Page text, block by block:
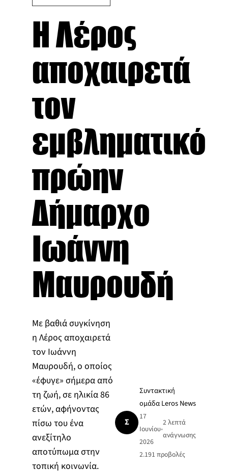
Η Λέρος
αποχαιρετά
τον
εμβληματικό
πρώην
Δήμαρχο
Ιωάννη
Μαυρουδή
Με βαθιά συγκίνηση
η Λέρος αποχαιρετά
τον Ιωάννη
Μαυρουδή, ο οποίος
«έφυγε» σήμερα από
τη ζωή, σε ηλικία 86
ετών, αφήνοντας
πίσω του ένα
ανεξίτηλο
αποτύπωμα στην
τοπική κοινωνία.
Σ
Συντακτική
ομάδα Leros News
17
Ιουνίου
2026
•
2 λεπτά
ανάγνωσης
2.191 προβολές